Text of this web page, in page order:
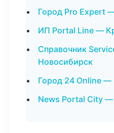
Город Pro Expert
ИП Portal Line —
Справочник
Новосибирск
Город 24 Online
News Portal City